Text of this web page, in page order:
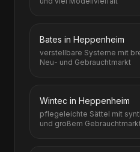
Bates in Heppenheim
verstellbare Systeme mit
Neu- und Gebrauchtmarkt
Wintec in Heppenheim
pflegeleichte Sättel mit
und großem